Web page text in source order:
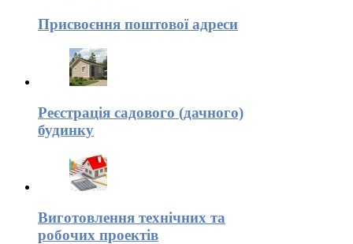
Присвоєння поштової адреси
Реєстрація садового (дачного)
будинку
Виготовлення технічних та
робочих проектів